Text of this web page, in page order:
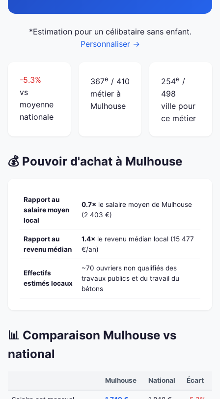
*Estimation pour un célibataire sans enfant.
Personnaliser →
-5.3%
vs
moyenne
nationale
367e / 410
métier à
Mulhouse
254e /
498
ville pour
ce métier
💰 Pouvoir d'achat à Mulhouse
Rapport au
salaire moyen
local
0.7× le salaire moyen de Mulhouse
(2 403 €)
Rapport au
revenu médian
1.4× le revenu médian local (15 477
€/an)
Effectifs
estimés locaux
~70 ouvriers non qualifiés des
travaux publics et du travail du
bétons
📊 Comparaison Mulhouse vs
national
Mulhouse National Écart